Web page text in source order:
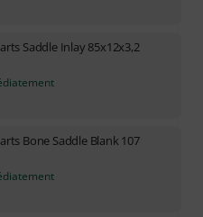
Saddle Inlay 85x12x3,2
Bone Saddle Blank 107